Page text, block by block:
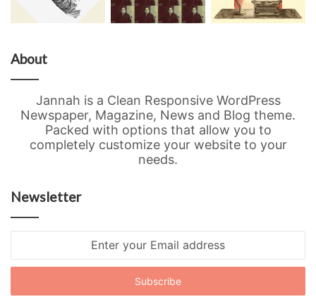
About
Jannah is a Clean Responsive WordPress
Newspaper, Magazine, News and Blog theme.
Packed with options that allow you to
completely customize your website to your
needs.
Newsletter
Email